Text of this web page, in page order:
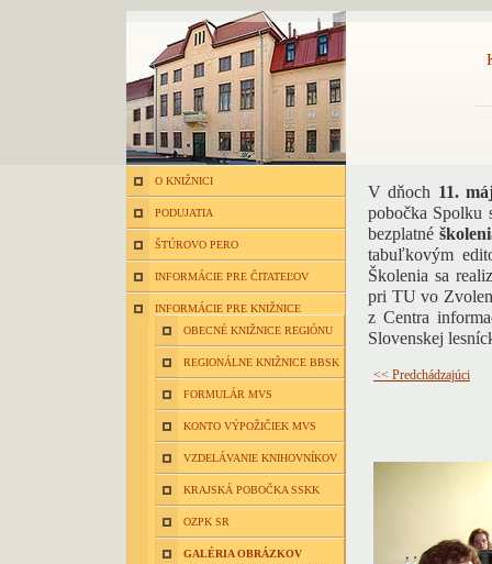
O KNIŽNICI
PODUJATIA
ŠTÚROVO PERO
INFORMÁCIE PRE ČITATEĽOV
INFORMÁCIE PRE KNIŽNICE
OBECNÉ KNIŽNICE REGIÓNU
REGIONÁLNE KNIŽNICE BBSK
FORMULÁR MVS
KONTO VÝPOŽIČIEK MVS
VZDELÁVANIE KNIHOVNÍKOV
KRAJSKÁ POBOČKA SSKK
OZPK SR
GALÉRIA OBRÁZKOV
V dňoch 11.
pobočka Spolku
bezplatné
tabuľkovým
Školenia sa
pri TU vo
z Centra
Slovenskej
<< Predchádzajúci